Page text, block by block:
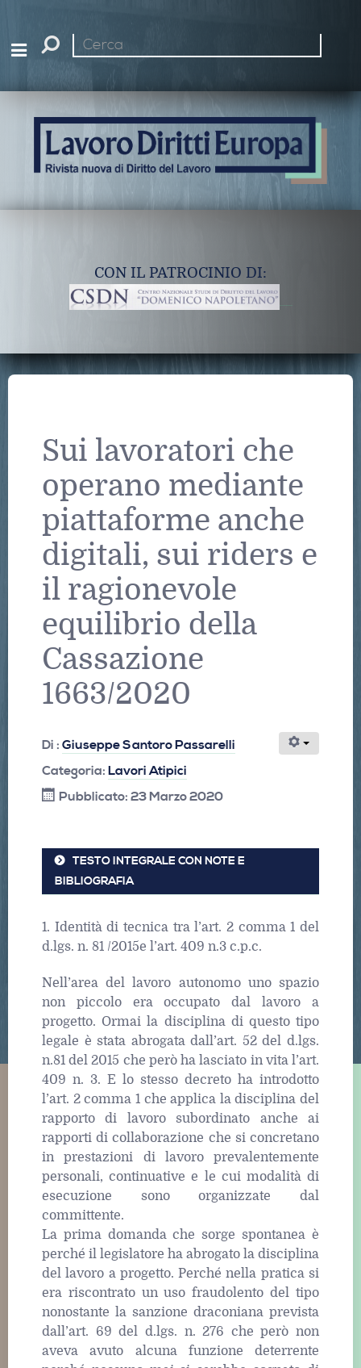
Cerca
CON IL PATROCINIO DI:
Sui lavoratori che
operano mediante
piattaforme anche
digitali, sui riders e
il ragionevole
equilibrio della
Cassazione
1663/2020
Di : Giuseppe Santoro Passarelli
Categoria: Lavori Atipici
Pubblicato: 23 Marzo 2020
TESTO INTEGRALE CON NOTE E
BIBLIOGRAFIA
1. Identità di tecnica tra l’art. 2 comma 1 del
d.lgs. n. 81 /2015e l’art. 409 n.3 c.p.c.
Nell’area del lavoro autonomo uno spazio
non piccolo era occupato dal lavoro a
progetto. Ormai la disciplina di questo tipo
legale è stata abrogata dall’art. 52 del d.lgs.
n.81 del 2015 che però ha lasciato in vita l’art.
409 n. 3. E lo stesso decreto ha introdotto
l’art. 2 comma 1 che applica la disciplina del
rapporto di lavoro subordinato anche ai
rapporti di collaborazione che si concretano
in prestazioni di lavoro prevalentemente
personali, continuative e le cui modalità di
esecuzione sono organizzate dal
committente.
La prima domanda che sorge spontanea è
perché il legislatore ha abrogato la disciplina
del lavoro a progetto. Perché nella pratica si
era riscontrato un uso fraudolento del tipo
nonostante la sanzione draconiana prevista
dall’art. 69 del d.lgs. n. 276 che però non
aveva avuto alcuna funzione deterrente